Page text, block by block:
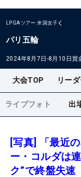
LPGAツアー 米国女子
パリ五輪
2024年8月7日-8月10日賞
大会TOP リー
ライブフォト 出
[写真] 「最近
ー・コルダは
ク”で終盤失速